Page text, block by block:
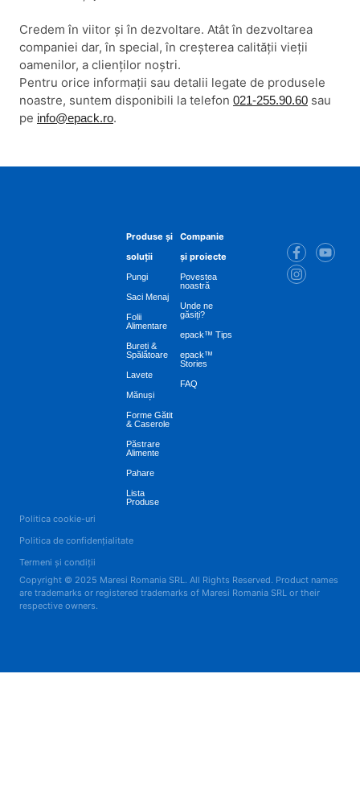
Credem în viitor și în dezvoltare. Atât în dezvoltarea
companiei dar, în special, în creșterea calității vieții
oamenilor, a clienților noștri.
Pentru orice informații sau detalii legate de produsele
noastre, suntem disponibili la telefon 021-255.90.60 sau
pe info@epack.ro.
Produse și
soluții
Pungi
Saci Menaj
Folii
Alimentare
Bureți &
Spălătoare
Lavete
Mănuși
Forme Gătit
& Caserole
Păstrare
Alimente
Pahare
Lista
Produse
Companie
și proiecte
Povestea
noastră
Unde ne
găsiți?
epack™ Tips
epack™
Stories
FAQ
Politica cookie-uri
Politica de confidențialitate
Termeni și condiții
Copyright © 2025 Maresi Romania SRL. All Rights Reserved. Product names
are trademarks or registered trademarks of Maresi Romania SRL or their
respective owners.